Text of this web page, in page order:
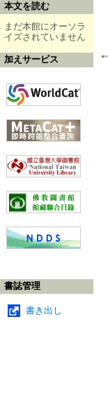
本文を読む
まだ本館にオーソラ
イズされていません
加えサービス
書誌管理
書き出し